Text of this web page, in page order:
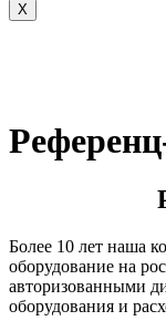
X
Более 10 лет наша
оборудование на
авторизованными
оборудования и